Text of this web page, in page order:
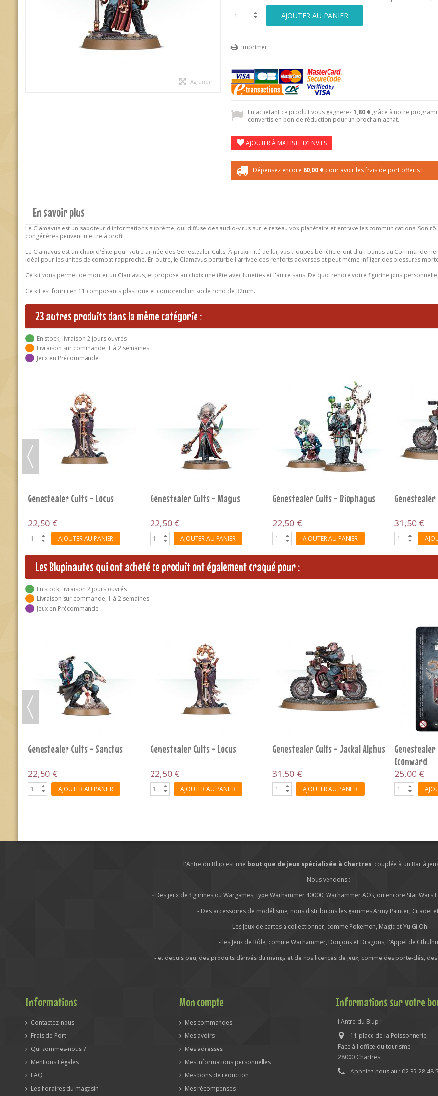
Agrandir
AJOUTER AU PANIER
Imprimer
En achetant ce produit vous gagnerez1,80 € grâce à notre
convertis en bon de réduction pour un prochain achat.
AJOUTER À MA LISTE D'ENVIES
Dépensez encore 60,00 €pour avoir les frais de port offerts !
En savoir plus
Le Clamavus est un saboteur d'informations suprême, qui diffuse des audio-virus sur le réseau vox planétaire et entrave les communications. Son
congénères peuvent mettre à profit.
Le Clamavus est un choix d'Élite pour votre armée des Genestealer Cults. À proximité de lui, vos troupes bénéficieront d'un bonus au
idéal pour les unités de combat rapproché. En outre, le Clamavus perturbe l'arrivée des renforts adverses et peut même infliger des blessures
Ce kit vous permet de monter un Clamavus, et propose au choix une tête avec lunettes et l'autre sans. De quoi rendre votre figurine plus
Ce kit est fourni en 11 composants plastique et comprend un socle rond de 32mm.
23 autres produits dans la même catégorie :
En stock, livraison 2 jours ouvrés
Livraison sur commande, 1 à 2 semaines
Jeux en Précommande
Genestealer Cults - Abominant
AJOUTER AU PANIER
Genestealers Cults - Kelemorph
AJOUTER AU PANIER
Genestealer Cults - Broodcoven
49,99 €
AJOUTER AU PANIER
46,99 €
Les Blupinautes qui ont acheté ce produit ont également craqué pour :
En stock, livraison 2 jours ouvrés
Livraison sur commande, 1 à 2 semaines
Jeux en Précommande
Genestealer Cults - Abberants
31,50 €
AJOUTER AU PANIER
Genestealer Cults - Achilles
42,99 €
AJOUTER AU PANIER
Genestealer Cults - Atalan
46,99 €
AJOUTER AU PANIER
Genestealer
Hybrids
39,60 €
l'Antre du Blup est une boutique de jeux spécialisée à Chartres, couplée à un Bar à
Nous vendons :
- Des jeux de figurines ou Wargames, type Warhammer 40000, Warhammer AOS, ou encore Star Wars
- Des accessoires de modélisme, nous distribuons les gammes Army Painter, Citadel
- Les Jeux de cartes à collectionner, comme Pokemon, Magic et Yu Gi Oh.
- les Jeux de Rôle, comme Warhammer, Donjons et Dragons, l'Appel de Cthulhu
- et depuis peu, des produits dérivés du manga et de nos licences de jeux, comme des porte-clés,
Informations
Contactez-nous
Frais de Port
Qui sommes-nous ?
Mentions Légales
FAQ
Les horaires du magasin
Mon compte
Mes commandes
Mes avoirs
Mes adresses
Mes informations personnelles
Mes bons de réduction
Mes récompenses
Informations sur votre
l'Antre du Blup !
11 place de la Poissonnerie
Face à l'office du tourisme
28000 Chartres
Appelez-nous au : 02 37 28 48